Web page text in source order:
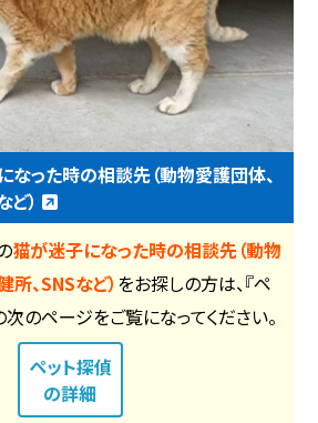
った時の相談先（動物愛護団体、
ど）
猫が迷子になった時の相談先（動物
、SNSなど） をお探しの方は、『ペ
次のページをご覧になってください。
ペット探偵
の詳細